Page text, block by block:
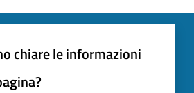
chiare le informazioni